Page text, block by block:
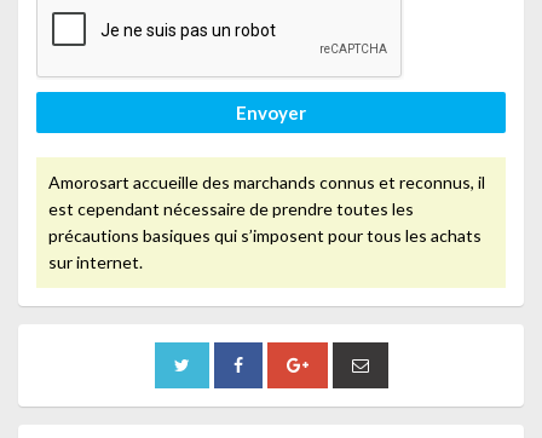
Envoyer
Amorosart accueille des marchands connus et reconnus, il
est cependant nécessaire de prendre toutes les
précautions basiques qui s’imposent pour tous les achats
sur internet.